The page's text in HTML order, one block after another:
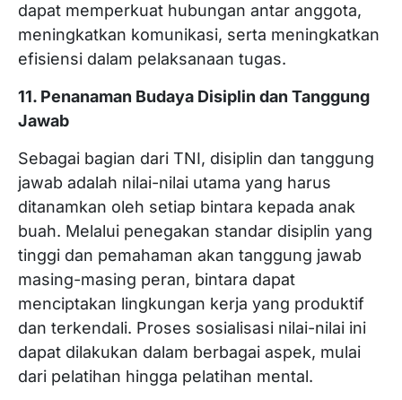
dapat memperkuat hubungan antar anggota,
meningkatkan komunikasi, serta meningkatkan
efisiensi dalam pelaksanaan tugas.
11. Penanaman Budaya Disiplin dan Tanggung
Jawab
Sebagai bagian dari TNI, disiplin dan tanggung
jawab adalah nilai-nilai utama yang harus
ditanamkan oleh setiap bintara kepada anak
buah. Melalui penegakan standar disiplin yang
tinggi dan pemahaman akan tanggung jawab
masing-masing peran, bintara dapat
menciptakan lingkungan kerja yang produktif
dan terkendali. Proses sosialisasi nilai-nilai ini
dapat dilakukan dalam berbagai aspek, mulai
dari pelatihan hingga pelatihan mental.